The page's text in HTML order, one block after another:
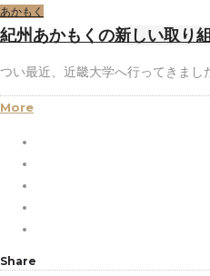
あかもく
紀州あかもくの新しい取り組
つい最近、近畿大学へ行ってきまし
More
Share